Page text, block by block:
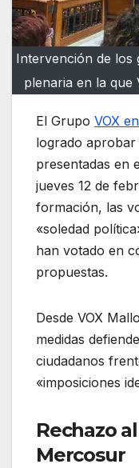
Intervención de los
plenaria en la que
El Grupo VOX
logrado aprobar
presentadas en
jueves 12 de
formación, las
«soledad
han votado en
propuestas.
Desde VOX
medidas
ciudadanos
«imposiciones
Rechazo
Mercosur